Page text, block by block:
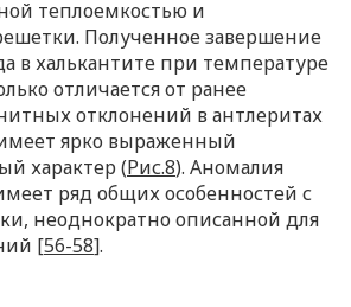
теплоемкостью и
Полученное завершение
в халькантите при температуре
отличается от ранее
отклонений в антлеритах
ярко выраженный
характер (Рис.8). Аномалия
ряд общих особенностей с
неоднократно описанной для
[56-58].